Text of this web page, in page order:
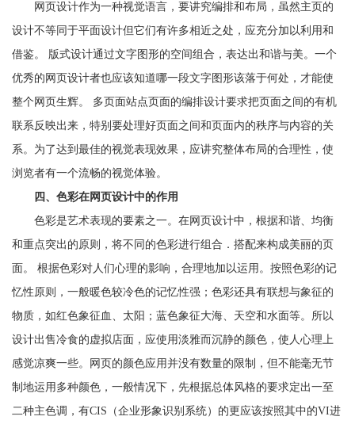
网页设计作为一种视觉语言，要讲究编排和布局，虽然主页的
设计不等同于平面设计但它们有许多相近之处，应充分加以利用和
借鉴。 版式设计通过文字图形的空间组合，表达出和谐与美。一个
优秀的网页设计者也应该知道哪一段文字图形该落于何处，才能使
整个网页生辉。 多页面站点页面的编排设计要求把页面之间的有机
联系反映出来，特别要处理好页面之间和页面内的秩序与内容的关
系。为了达到最佳的视觉表现效果，应讲究整体布局的合理性，使
浏览者有一个流畅的视觉体验。
四、色彩在网页设计中的作用
色彩是艺术表现的要素之一。在网页设计中，根据和谐、均衡
和重点突出的原则，将不同的色彩进行组合．搭配来构成美丽的页
面。 根据色彩对人们心理的影响，合理地加以运用。按照色彩的记
忆性原则，一般暖色较冷色的记忆性强；色彩还具有联想与象征的
物质，如红色象征血、太阳；蓝色象征大海、天空和水面等。所以
设计出售冷食的虚拟店面，应使用淡雅而沉静的颜色，使人心理上
感觉凉爽一些。网页的颜色应用并没有数量的限制，但不能毫无节
制地运用多种颜色，一般情况下，先根据总体风格的要求定出一至
二种主色调，有CIS（企业形象识别系统）的更应该按照其中的VI进